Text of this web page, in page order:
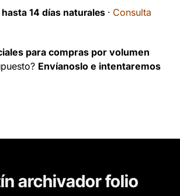
14 días naturales · Consulta
para compras por volumen
Envíanoslo e intentaremos
archivador folio